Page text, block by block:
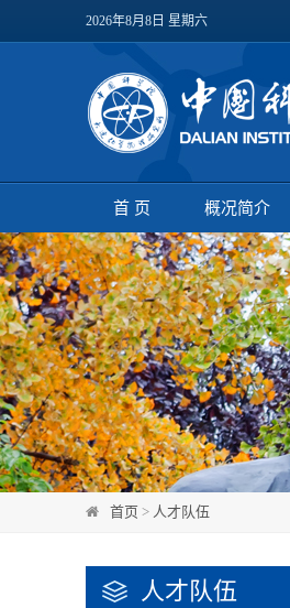
2026年8月8日 星期六
首 页 概况简介
首页 > 人才队伍
人才队伍